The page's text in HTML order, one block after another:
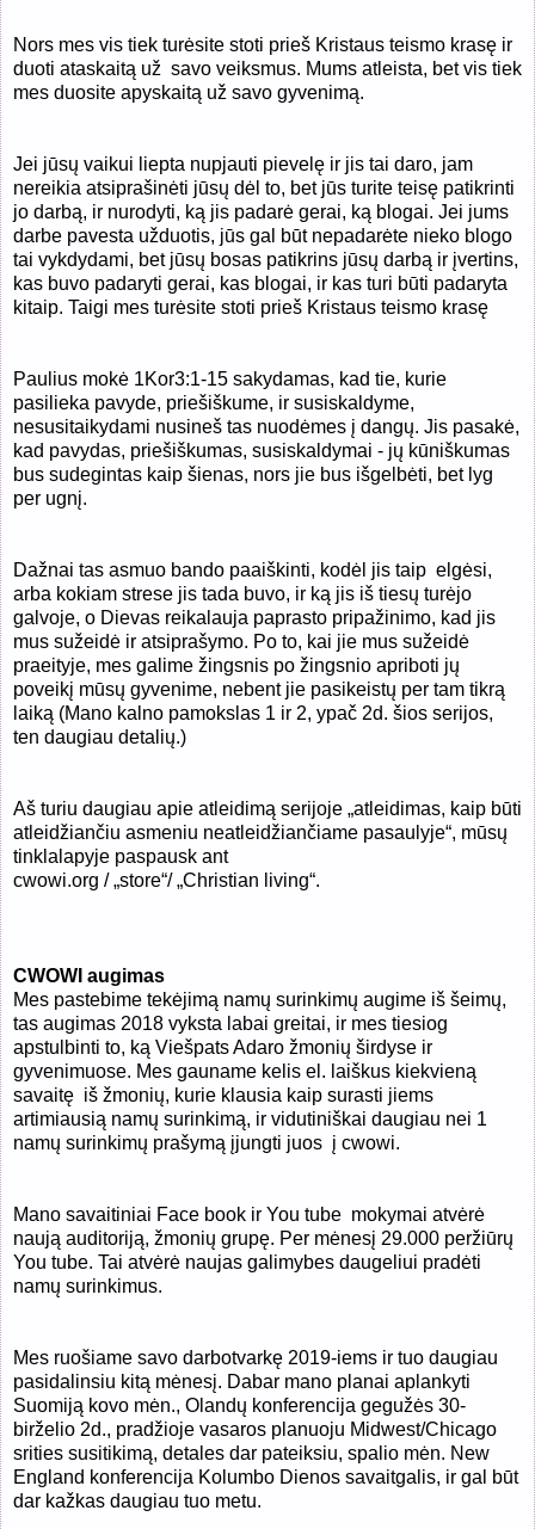
Nors mes vis tiek turėsite stoti prieš Kristaus teismo krasę ir
duoti ataskaitą už savo veiksmus. Mums atleista, bet vis tiek
mes duosite apyskaitą už savo gyvenimą.
Jei jūsų vaikui liepta nupjauti pievelę ir jis tai daro, jam
nereikia atsiprašinėti jūsų dėl to, bet jūs turite teisę patikrinti
jo darbą, ir nurodyti, ką jis padarė gerai, ką blogai. Jei jums
darbe pavesta užduotis, jūs gal būt nepadarėte nieko blogo
tai vykdydami, bet jūsų bosas patikrins jūsų darbą ir įvertins,
kas buvo padaryti gerai, kas blogai, ir kas turi būti padaryta
kitaip. Taigi mes turėsite stoti prieš Kristaus teismo krasę
Paulius mokė 1Kor3:1-15 sakydamas, kad tie, kurie
pasilieka pavyde, priešiškume, ir susiskaldyme,
nesusitaikydami nusineš tas nuodėmes į dangų. Jis pasakė,
kad pavydas, priešiškumas, susiskaldymai - jų kūniškumas
bus sudegintas kaip šienas, nors jie bus išgelbėti, bet lyg
per ugnį.
Dažnai tas asmuo bando paaiškinti, kodėl jis taip elgėsi,
arba kokiam strese jis tada buvo, ir ką jis iš tiesų turėjo
galvoje, o Dievas reikalauja paprasto pripažinimo, kad jis
mus sužeidė ir atsiprašymo. Po to, kai jie mus sužeidė
praeityje, mes galime žingsnis po žingsnio apriboti jų
poveikį mūsų gyvenime, nebent jie pasikeistų per tam tikrą
laiką (Mano kalno pamokslas 1 ir 2, ypač 2d. šios serijos,
ten daugiau detalių.)
Aš turiu daugiau apie atleidimą serijoje „atleidimas, kaip būti
atleidžiančiu asmeniu neatleidžiančiame pasaulyje“, mūsų
tinklalapyje paspausk ant
cwowi.org / „store“/ „Christian living“.
CWOWI augimas
Mes pastebime tekėjimą namų surinkimų augime iš šeimų,
tas augimas 2018 vyksta labai greitai, ir mes tiesiog
apstulbinti to, ką Viešpats Adaro žmonių širdyse ir
gyvenimuose. Mes gauname kelis el. laiškus kiekvieną
savaitę iš žmonių, kurie klausia kaip surasti jiems
artimiausią namų surinkimą, ir vidutiniškai daugiau nei 1
namų surinkimų prašymą įjungti juos į cwowi.
Mano savaitiniai Face book ir You tube mokymai atvėrė
naują auditoriją, žmonių grupę. Per mėnesį 29.000 peržiūrų
You tube. Tai atvėrė naujas galimybes daugeliui pradėti
namų surinkimus.
Mes ruošiame savo darbotvarkę 2019-iems ir tuo daugiau
pasidalinsiu kitą mėnesį. Dabar mano planai aplankyti
Suomiją kovo mėn., Olandų konferencija gegužės 30-
birželio 2d., pradžioje vasaros planuoju Midwest/Chicago
srities susitikimą, detales dar pateiksiu, spalio mėn. New
England konferencija Kolumbo Dienos savaitgalis, ir gal būt
dar kažkas daugiau tuo metu.